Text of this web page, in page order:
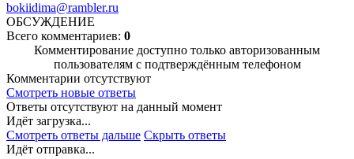
bokiidima@rambler.ru
ОБСУЖДЕНИЕ
Всего комментариев: 0
Комментирование доступно только авторизованным
пользователям с подтверждённым телефоном
Комментарии отсутствуют
Смотреть новые ответы
Ответы отсутствуют на данный момент
Идёт загрузка...
Смотреть ответы дальше Скрыть ответы
Идёт отправка...